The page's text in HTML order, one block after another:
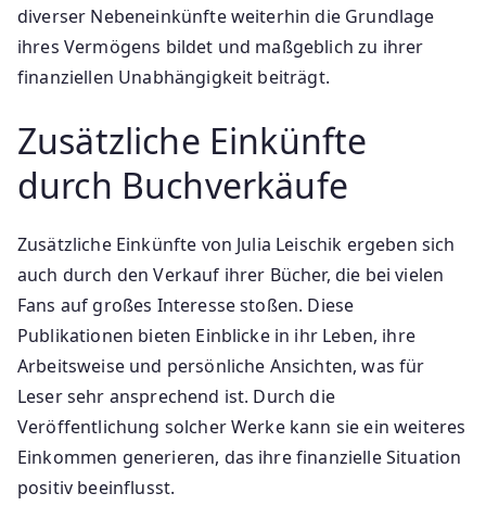
diverser Nebeneinkünfte weiterhin die Grundlage
ihres Vermögens bildet und maßgeblich zu ihrer
finanziellen Unabhängigkeit beiträgt.
Zusätzliche Einkünfte
durch Buchverkäufe
Zusätzliche Einkünfte von Julia Leischik ergeben sich
auch durch den Verkauf ihrer Bücher, die bei vielen
Fans auf großes Interesse stoßen. Diese
Publikationen bieten Einblicke in ihr Leben, ihre
Arbeitsweise und persönliche Ansichten, was für
Leser sehr ansprechend ist. Durch die
Veröffentlichung solcher Werke kann sie ein weiteres
Einkommen generieren, das ihre finanzielle Situation
positiv beeinflusst.